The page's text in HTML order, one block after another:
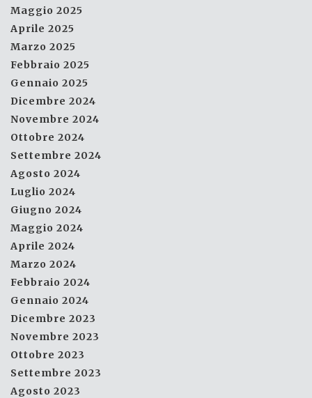
Maggio 2025
Aprile 2025
Marzo 2025
Febbraio 2025
Gennaio 2025
Dicembre 2024
Novembre 2024
Ottobre 2024
Settembre 2024
Agosto 2024
Luglio 2024
Giugno 2024
Maggio 2024
Aprile 2024
Marzo 2024
Febbraio 2024
Gennaio 2024
Dicembre 2023
Novembre 2023
Ottobre 2023
Settembre 2023
Agosto 2023